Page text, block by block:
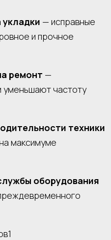
укладки — исправные
и прочное
ремонт —
уменьшают частоту
техники
максимуме
оборудования